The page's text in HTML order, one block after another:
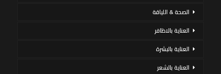
الصحة & اللياقة
العناية بالاظافر
العناية بالبشرة
العناية بالشعر